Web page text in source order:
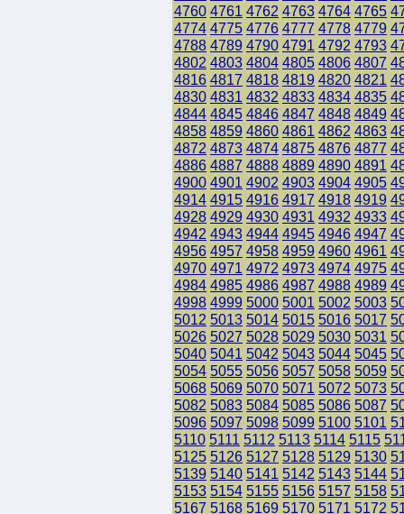
4760 4761 4762 4763 4764 4765
4774 4775 4776 4777 4778 4779
4788 4789 4790 4791 4792 4793
4802 4803 4804 4805 4806 4807
4816 4817 4818 4819 4820 4821
4830 4831 4832 4833 4834 4835
4844 4845 4846 4847 4848 4849
4858 4859 4860 4861 4862 4863
4872 4873 4874 4875 4876 4877
4886 4887 4888 4889 4890 4891
4900 4901 4902 4903 4904 4905
4914 4915 4916 4917 4918 4919
4928 4929 4930 4931 4932 4933
4942 4943 4944 4945 4946 4947
4956 4957 4958 4959 4960 4961
4970 4971 4972 4973 4974 4975
4984 4985 4986 4987 4988 4989
4998 4999 5000 5001 5002 5003
5012 5013 5014 5015 5016 5017
5026 5027 5028 5029 5030 5031
5040 5041 5042 5043 5044 5045
5054 5055 5056 5057 5058 5059
5068 5069 5070 5071 5072 5073
5082 5083 5084 5085 5086 5087
5096 5097 5098 5099 5100 5101
5110 5111 5112 5113 5114 5115
5125 5126 5127 5128 5129 5130
5139 5140 5141 5142 5143 5144
5153 5154 5155 5156 5157 5158
5167 5168 5169 5170 5171 5172